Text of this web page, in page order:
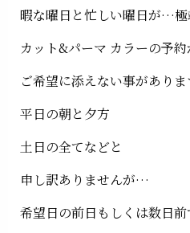
暇な曜日と忙しい曜日が…極
カット&パーマ カラーの予約
ご希望に添えない事がありま
平日の朝と夕方
土日の全てなどと
申し訳ありませんが…
希望日の前日もしくは数日